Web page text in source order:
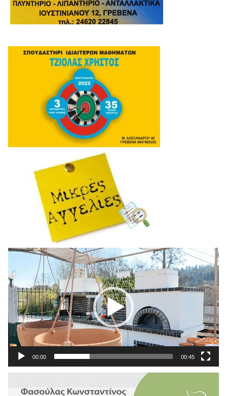
Πρόγραμμα
Αναπαραγωγής
Βίντεο
00:00 00:45